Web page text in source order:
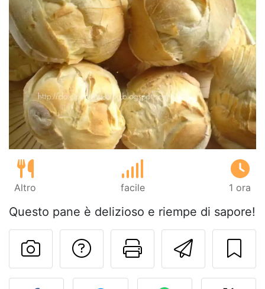
Altro facile 1 ora
Questo pane è delizioso e riempe di sapore!
Invia
Stampa la
Contatta l'autore
Pubblica la foto di